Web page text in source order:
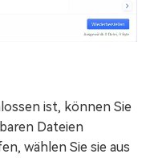
ist, können Sie
Dateien
wählen Sie sie aus